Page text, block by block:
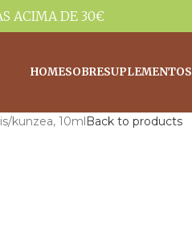
ACIMA DE 30€
HOMESOBRESUPLEMENTOS
kunzea, 10mlBack to products